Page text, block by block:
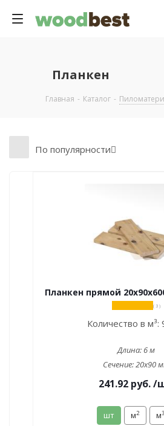
Планкен
Главная - Каталог -
По популярности
Планкен прямой
( 3 )
Количество в м³:
Длина:6 м
Сечение:20x90
241.92 руб./
шт м2 м3